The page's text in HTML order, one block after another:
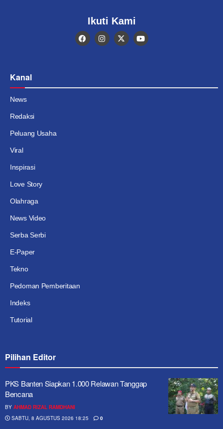
Ikuti Kami
Kanal
News
Redaksi
Peluang Usaha
Viral
Inspirasi
Love Story
Olahraga
News Video
Serba Serbi
E-Paper
Tekno
Pedoman Pemberitaan
Indeks
Tutorial
Pilihan Editor
PKS Banten Siapkan 1.000 Relawan Tanggap
Bencana
BY AHMAD RIZAL RAMDHANI
SABTU, 8 AGUSTUS 2026 18:25
0